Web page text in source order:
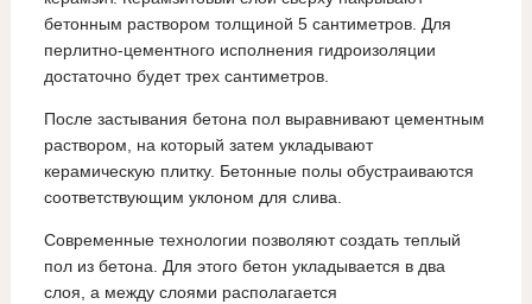
бетонным раствором толщиной 5 сантиметров. Для
перлитно-цементного исполнения гидроизоляции
достаточно будет трех сантиметров.
После застывания бетона пол выравнивают цементным
раствором, на который затем укладывают
керамическую плитку. Бетонные полы обустраиваются
соответствующим уклоном для слива.
Современные технологии позволяют создать теплый
пол из бетона. Для этого бетон укладывается в два
слоя, а между слоями располагается